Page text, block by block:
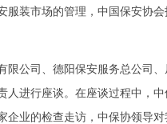
服装市场的管理，中国保安协
限公司、德阳保安服务总公司
人进行座谈。在座谈过程中，
业的检查走访，中保协领导